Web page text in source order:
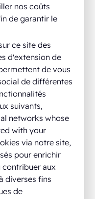
nos coûts
de garantir le
ce site des
d'extension de
de vous
de différentes
suivants,
networks whose
with your
via notre site,
pour enrichir
aux
diverses fins
de